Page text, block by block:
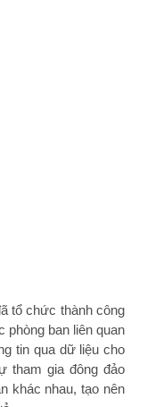
tổ chức thành công
phòng ban liên quan
tin qua dữ liệu cho
tham gia đông đảo
khác nhau, tạo nên